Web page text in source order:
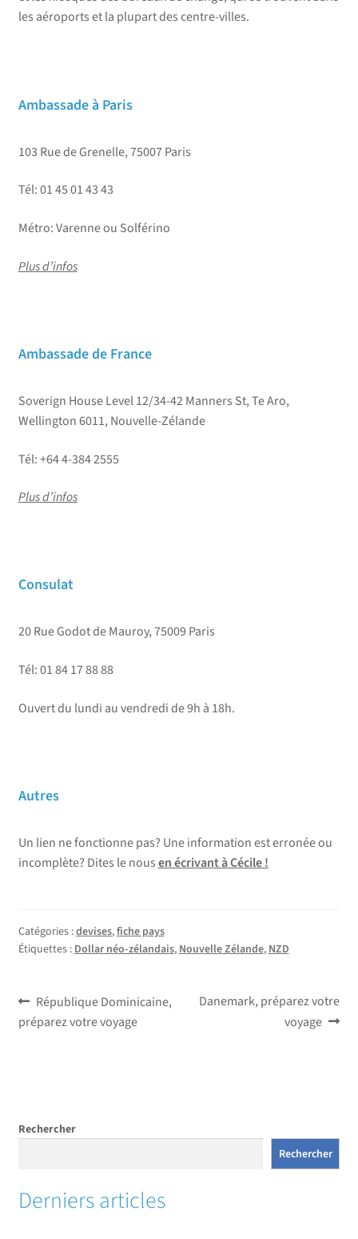
les aéroports et la plupart des centre-villes.
Ambassade à Paris
103 Rue de Grenelle, 75007 Paris
Tél: 01 45 01 43 43
Métro: Varenne ou Solférino
Plus d’infos
Ambassade de France
Soverign House Level 12/34-42 Manners St, Te Aro,
Wellington 6011, Nouvelle-Zélande
Tél: +64 4-384 2555
Plus d’infos
Consulat
20 Rue Godot de Mauroy, 75009 Paris
Tél: 01 84 17 88 88
Ouvert du lundi au vendredi de 9h à 18h.
Autres
Un lien ne fonctionne pas? Une information est erronée ou
incomplète? Dites le nousen écrivant à Cécile !
Catégories :devises,fiche pays
Étiquettes :Dollar néo-zélandais,Nouvelle Zélande,NZD
Navigation
de
Article
précédent :
République Dominicaine,
préparez votre voyage
Article
Danemark, préparez votre
voyage
Rechercher
Rechercher
Derniers articles